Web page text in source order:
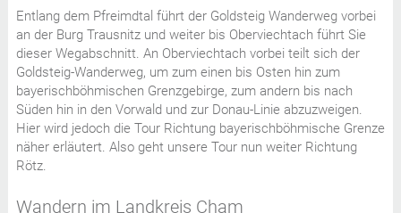
Entlang dem Pfreimdtal führt der Goldsteig Wanderweg vorbei
an der Burg Trausnitz und weiter bis Oberviechtach führt Sie
dieser Wegabschnitt. An Oberviechtach vorbei teilt sich der
Goldsteig-Wanderweg, um zum einen bis Osten hin zum
bayerischböhmischen Grenzgebirge, zum andern bis nach
Süden hin in den Vorwald und zur Donau-Linie abzuzweigen.
Hier wird jedoch die Tour Richtung bayerischböhmische Grenze
näher erläutert. Also geht unsere Tour nun weiter Richtung
Rötz.
Wandern im Landkreis Cham